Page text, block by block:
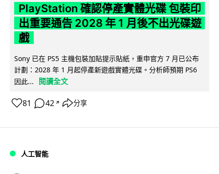
PlayStation 確認停產實體光碟 包裝印
出重要通告 2028 年 1 月後不出光碟遊
戲
Sony 已在 PS5 主機包裝加貼提示貼紙，重申官方 7 月已公布
計劃：2028 年 1 月起停產新遊戲實體光碟。分析師預期 PS6
因此...
閱讀全文
81 42 ↗ 分享
人工智能